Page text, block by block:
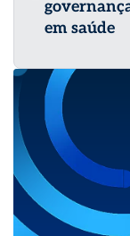
em saúde